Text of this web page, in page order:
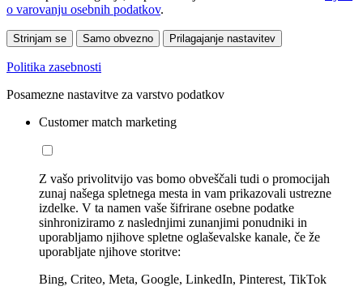
o varovanju osebnih podatkov.
Strinjam se Samo obvezno Prilagajanje nastavitev
Politika zasebnosti
Posamezne nastavitve za varstvo podatkov
Customer match marketing
Z vašo privolitvijo vas bomo obveščali tudi o promocijah
zunaj našega spletnega mesta in vam prikazovali ustrezne
izdelke. V ta namen vaše šifrirane osebne podatke
sinhroniziramo z naslednjimi zunanjimi ponudniki in
uporabljamo njihove spletne oglaševalske kanale, če že
uporabljate njihove storitve:
Bing, Criteo, Meta, Google, LinkedIn, Pinterest, TikTok